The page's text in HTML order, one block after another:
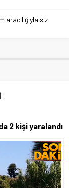
aracılığıyla siz
2 kişi yaralandı